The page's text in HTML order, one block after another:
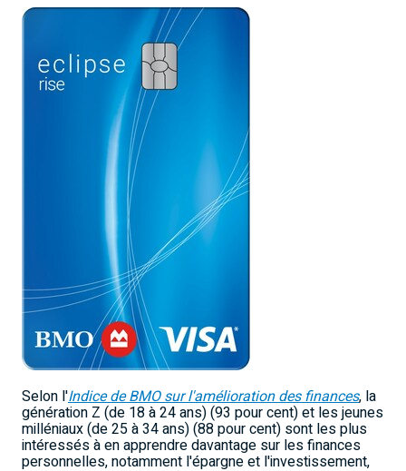
Selon l'Indice de BMO sur l'amélioration des finances, la
génération Z (de 18 à 24 ans) (93 pour cent) et les jeunes
milléniaux (de 25 à 34 ans) (88 pour cent) sont les plus
intéressés à en apprendre davantage sur les finances
personnelles, notamment l'épargne et l'investissement,